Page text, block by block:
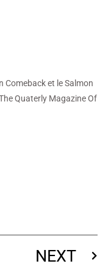
Comeback et le Salmon
Quaterly Magazine Of
NEXT